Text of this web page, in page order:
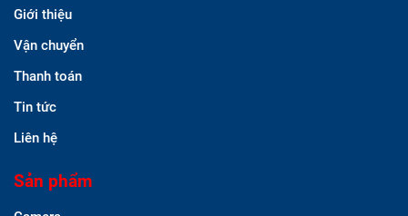
Giới thiệu
Vận chuyển
Thanh toán
Tin tức
Liên hệ
Sản phẩm